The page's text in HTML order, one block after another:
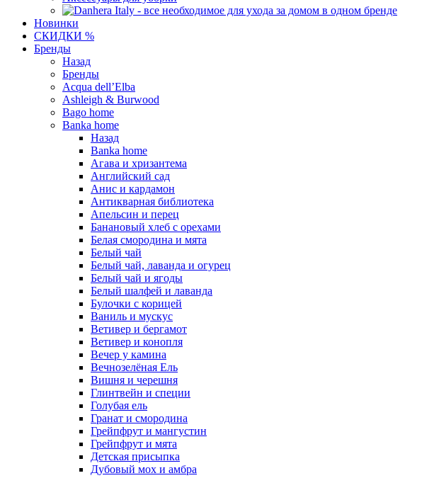
Новинки
СКИДКИ %
Бренды
Назад
Бренды
Acqua dell’Elba
Ashleigh & Burwood
Bago home
Banka home
Назад
Banka home
Агава и хризантема
Английский сад
Анис и кардамон
Антикварная библиотека
Апельсин и перец
Банановый хлеб с орехами
Белая смородина и мята
Белый чай
Белый чай, лаванда и огурец
Белый чай и ягоды
Белый шалфей и лаванда
Булочки с корицей
Ваниль и мускус
Ветивер и бергамот
Ветивер и конопля
Вечер у камина
Вечнозелёная Ель
Вишня и черешня
Глинтвейн и специи
Голубая ель
Гранат и смородина
Грейпфрут и мангустин
Грейпфрут и мята
Детская присыпка
Дубовый мох и амбра